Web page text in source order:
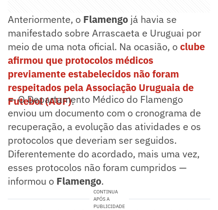
Anteriormente, o Flamengo já havia se
manifestado sobre Arrascaeta e Uruguai por
meio de uma nota oficial. Na ocasião, oclube
afirmou que protocolos médicos
previamente estabelecidos não foram
respeitados pela Associação Uruguaia de
Futebol (AUF).
— O Departamento Médico do Flamengo
enviou um documento com o cronograma de
recuperação, a evolução das atividades e os
protocolos que deveriam ser seguidos.
Diferentemente do acordado, mais uma vez,
esses protocolos não foram cumpridos —
informou o Flamengo.
CONTINUA
APÓS A
PUBLICIDADE